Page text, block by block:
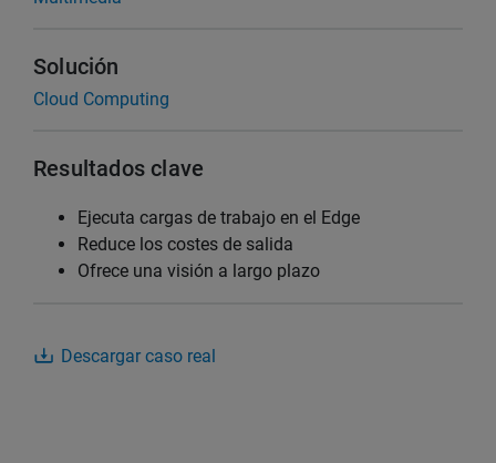
Solución
Cloud Computing
Resultados clave
Ejecuta cargas de trabajo en el Edge
Reduce los costes de salida
Ofrece una visión a largo plazo
Descargar caso real